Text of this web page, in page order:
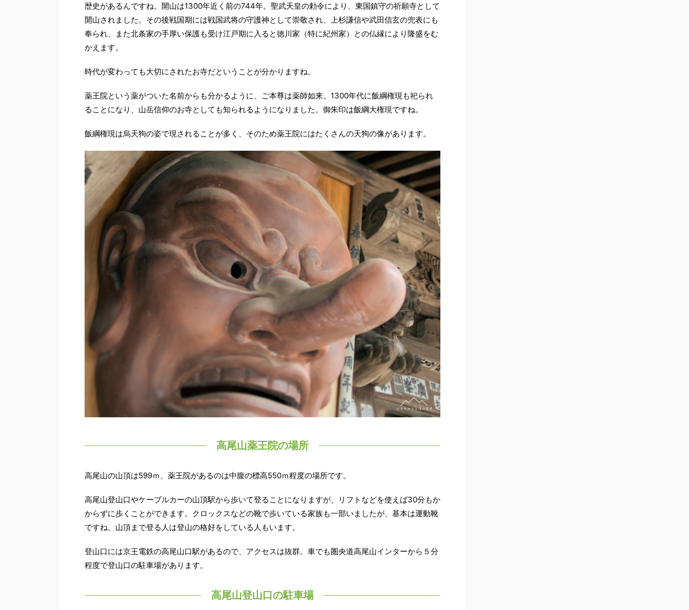
歴史があるんですね。開山は1300年近く前の744年。聖武天皇の勅令により、東国鎮守の祈願寺として
開山されました。その後戦国期には戦国武将の守護神として崇敬され、上杉謙信や武田信玄の兜表にも
奉られ、また北条家の手厚い保護も受け江戸期に入ると徳川家（特に紀州家）との仏縁により隆盛をむ
かえます。
時代が変わっても大切にされたお寺だということが分かりますね。
薬王院という薬がついた名前からも分かるように、ご本尊は薬師如来。1300年代に飯綱権現も祀られ
ることになり、山岳信仰のお寺としても知られるようになりました。御朱印は飯綱大権現ですね。
飯綱権現は烏天狗の姿で現されることが多く、そのため薬王院にはたくさんの天狗の像があります。
高尾山薬王院の場所
高尾山の山頂は599ｍ、薬王院があるのは中腹の標高550ｍ程度の場所です。
高尾山登山口やケーブルカーの山頂駅から歩いて登ることになりますが、リフトなどを使えば30分もか
からずに歩くことができます。クロックスなどの靴で歩いている家族も一部いましたが、基本は運動靴
ですね。山頂まで登る人は登山の格好をしている人もいます。
登山口には京王電鉄の高尾山口駅があるので、アクセスは抜群。車でも圏央道高尾山インターから５分
程度で登山口の駐車場があります。
高尾山登山口の駐車場